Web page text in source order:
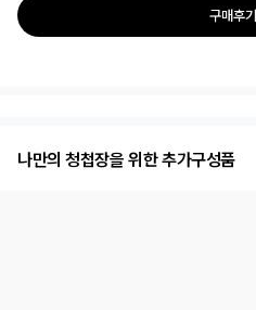
구매후
나만의 청첩장을 위한 추가구성품